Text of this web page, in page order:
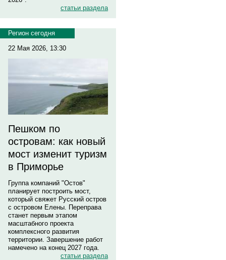
статьи раздела
Регион сегодня
22 Мая 2026, 13:30
Пешком по
островам: как новый
мост изменит туризм
в Приморье
Группа компаний "Остов"
планирует построить мост,
который свяжет Русский остров
с островом Елены. Переправа
станет первым этапом
масштабного проекта
комплексного развития
территории. Завершение работ
намечено на конец 2027 года.
статьи раздела